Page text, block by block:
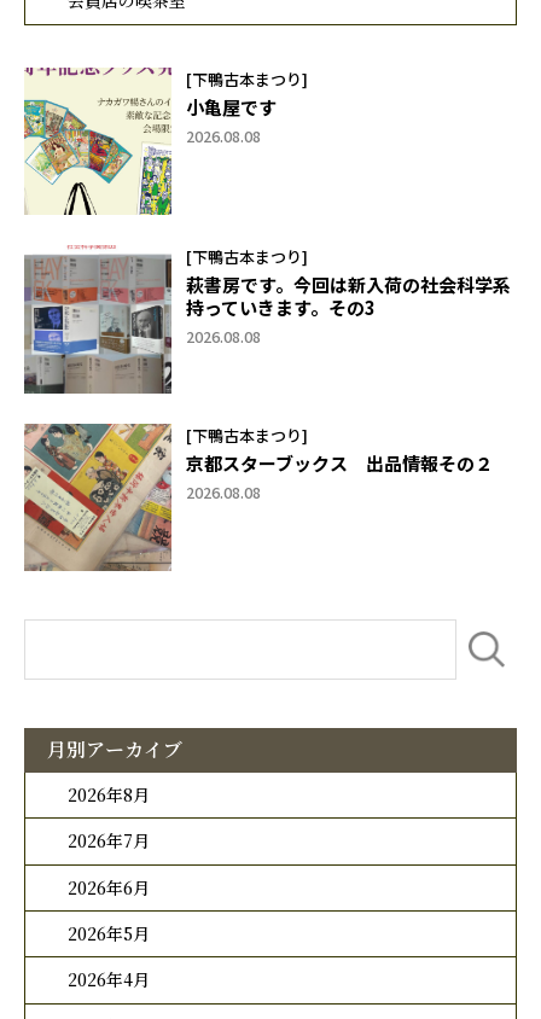
[下鴨古本まつり]
小亀屋です
2026.08.08
[下鴨古本まつり]
萩書房です。今回は新入荷の社会科学系
持っていきます。その3
2026.08.08
[下鴨古本まつり]
京都スターブックス 出品情報その２
2026.08.08
月別アーカイブ
2026年8月
2026年7月
2026年6月
2026年5月
2026年4月